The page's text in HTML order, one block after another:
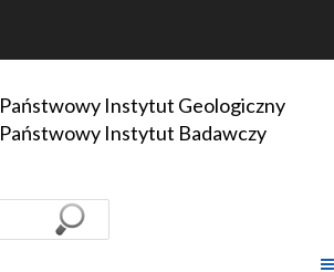
Państwowy Instytut Geologiczny
Państwowy Instytut Badawczy